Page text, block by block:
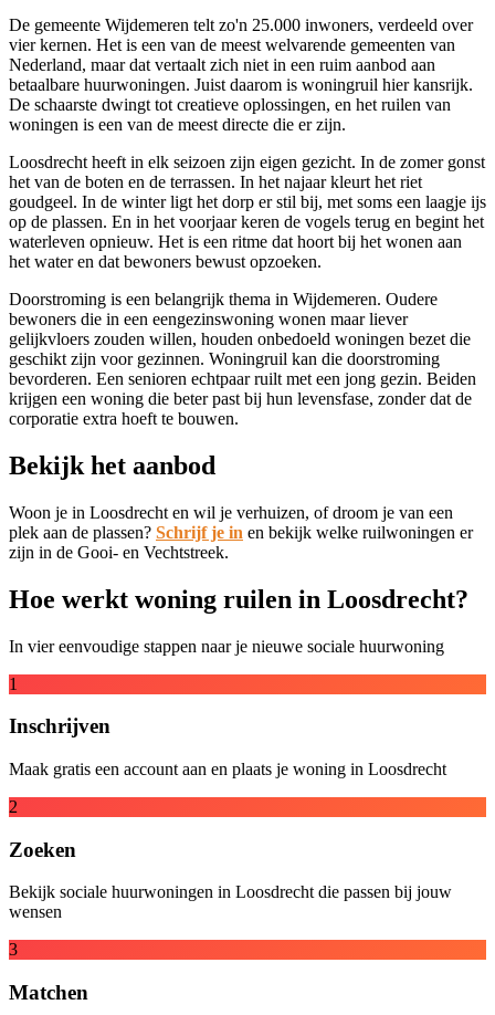
De gemeente Wijdemeren telt zo'n 25.000 inwoners, verdeeld over
vier kernen. Het is een van de meest welvarende gemeenten van
Nederland, maar dat vertaalt zich niet in een ruim aanbod aan
betaalbare huurwoningen. Juist daarom is woningruil hier kansrijk.
De schaarste dwingt tot creatieve oplossingen, en het ruilen van
woningen is een van de meest directe die er zijn.
Loosdrecht heeft in elk seizoen zijn eigen gezicht. In de zomer gonst
het van de boten en de terrassen. In het najaar kleurt het riet
goudgeel. In de winter ligt het dorp er stil bij, met soms een laagje ijs
op de plassen. En in het voorjaar keren de vogels terug en begint het
waterleven opnieuw. Het is een ritme dat hoort bij het wonen aan
het water en dat bewoners bewust opzoeken.
Doorstroming is een belangrijk thema in Wijdemeren. Oudere
bewoners die in een eengezinswoning wonen maar liever
gelijkvloers zouden willen, houden onbedoeld woningen bezet die
geschikt zijn voor gezinnen. Woningruil kan die doorstroming
bevorderen. Een senioren echtpaar ruilt met een jong gezin. Beiden
krijgen een woning die beter past bij hun levensfase, zonder dat de
corporatie extra hoeft te bouwen.
Bekijk het aanbod
Woon je in Loosdrecht en wil je verhuizen, of droom je van een
plek aan de plassen? Schrijf je in en bekijk welke ruilwoningen er
zijn in de Gooi- en Vechtstreek.
Hoe werkt woning ruilen in Loosdrecht?
In vier eenvoudige stappen naar je nieuwe sociale huurwoning
1
Inschrijven
Maak gratis een account aan en plaats je woning in Loosdrecht
2
Zoeken
Bekijk sociale huurwoningen in Loosdrecht die passen bij jouw
wensen
3
Matchen